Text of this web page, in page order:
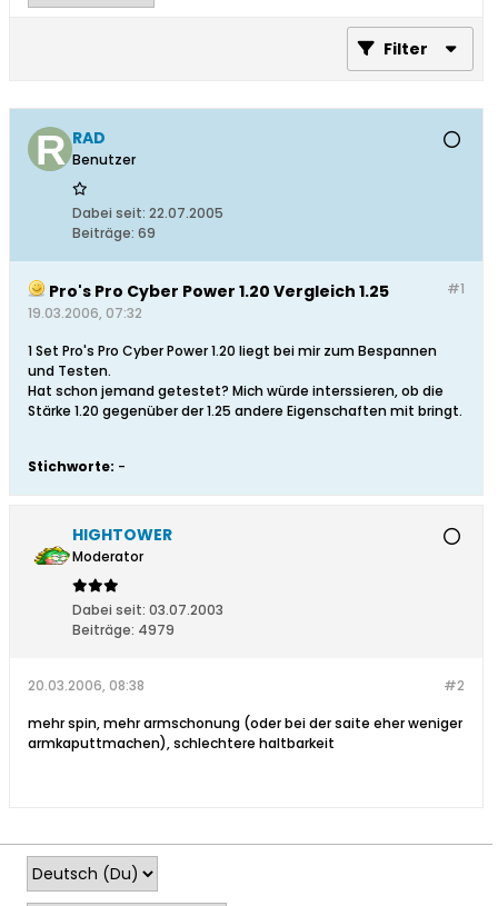
Filter
RAD
Benutzer
Dabei seit: 22.07.2005
Beiträge: 69
#1
Pro's Pro Cyber Power 1.20 Vergleich 1.25
19.03.2006, 07:32
1 Set Pro's Pro Cyber Power 1.20 liegt bei mir zum Bespannen
und Testen.
Hat schon jemand getestet? Mich würde interssieren, ob die
Stärke 1.20 gegenüber der 1.25 andere Eigenschaften mit bringt.
Stichworte: -
HIGHTOWER
Moderator
Dabei seit: 03.07.2003
Beiträge: 4979
#2
20.03.2006, 08:38
mehr spin, mehr armschonung (oder bei der saite eher weniger
armkaputtmachen), schlechtere haltbarkeit